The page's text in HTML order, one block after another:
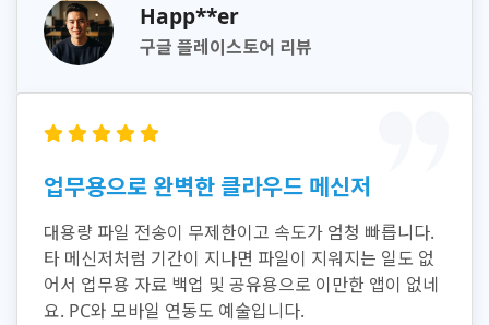
Happ**er
구글 플레이스토어 리뷰
업무용으로 완벽한 클라우드 메신저
대용량 파일 전송이 무제한이고 속도가 엄청 빠릅니다.
타 메신저처럼 기간이 지나면 파일이 지워지는 일도 없
어서 업무용 자료 백업 및 공유용으로 이만한 앱이 없네
요. PC와 모바일 연동도 예술입니다.